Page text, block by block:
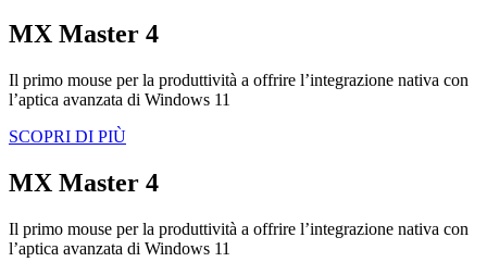
MX Master 4
Il primo mouse per la produttività a offrire l’integrazione nativa con
l’aptica avanzata di Windows 11
SCOPRI DI PIÙ
MX Master 4
Il primo mouse per la produttività a offrire l’integrazione nativa con
l’aptica avanzata di Windows 11